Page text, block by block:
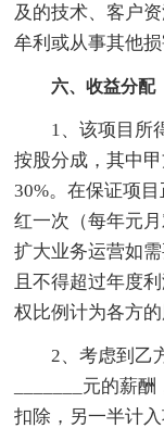
及的技术、客户
牟利或从事其他
六、收益分配
1、该项目所得
按股分成，其中
30%。在保证项
红一次（每年元
扩大业务运营如
且不得超过年度
权比例计为各方的
2、考虑到乙方
_______元的薪
扣除，另一半计入